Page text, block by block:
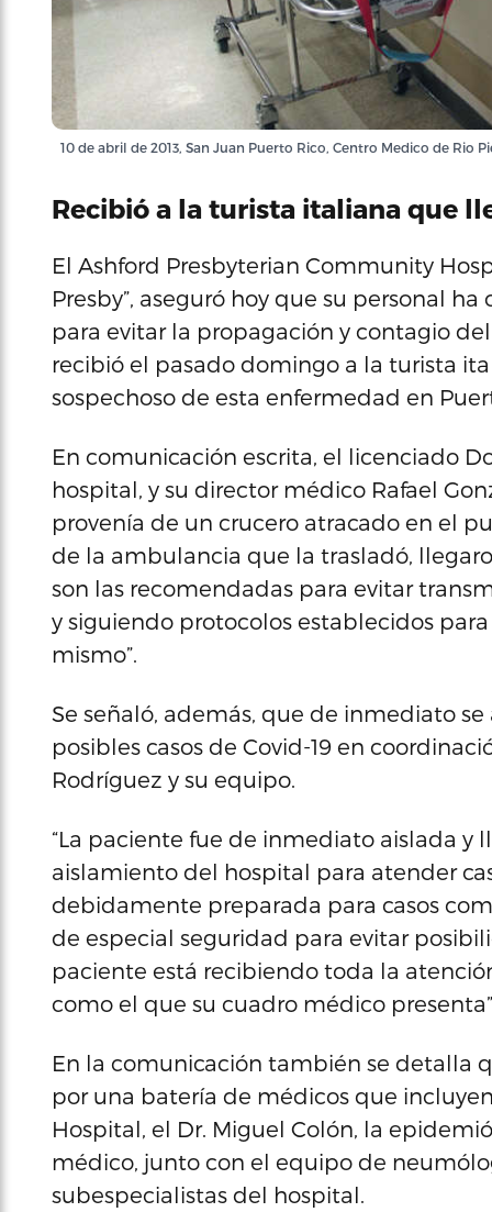
10 de abril de 2013, San Juan Puerto Rico, Centro Medico de Rio
Recibió a la turista italiana que
El Ashford Presbyterian Community
Presby”, aseguró hoy que su personal
para evitar la propagación y contagio
recibió el pasado domingo a la turista
sospechoso de esta enfermedad en
En comunicación escrita, el licenciado
hospital, y su director médico Rafael
provenía de un crucero atracado en el
de la ambulancia que la trasladó,
son las recomendadas para evitar
y siguiendo protocolos establecidos
mismo”.
Se señaló, además, que de inmediato
posibles casos de Covid-19 en
Rodríguez y su equipo.
“La paciente fue de inmediato aislada y
aislamiento del hospital para atender
debidamente preparada para casos
de especial seguridad para evitar
paciente está recibiendo toda la
como el que su cuadro médico
En la comunicación también se detalla
por una batería de médicos que
Hospital, el Dr. Miguel Colón, la
médico, junto con el equipo de
subespecialistas del hospital.